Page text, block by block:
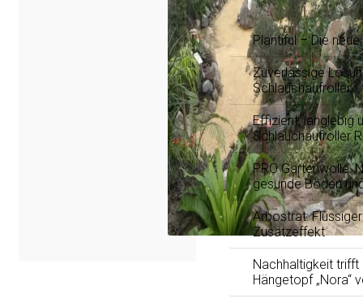
Plantiful – Die
Zuverlässige
Schlauchaufroller
Effizient, langlebig
Schlauchaufroller
PRO Gartenwolle:
gesunde Böden
Arbostrat:
Zusatzeffekt
Nachhaltigkeit trifft
Hängetopf „Nora“